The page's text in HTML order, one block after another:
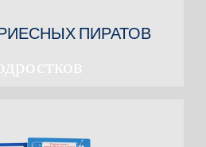
ПИРАТОВ